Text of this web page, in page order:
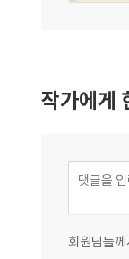
작가에게
회원님들